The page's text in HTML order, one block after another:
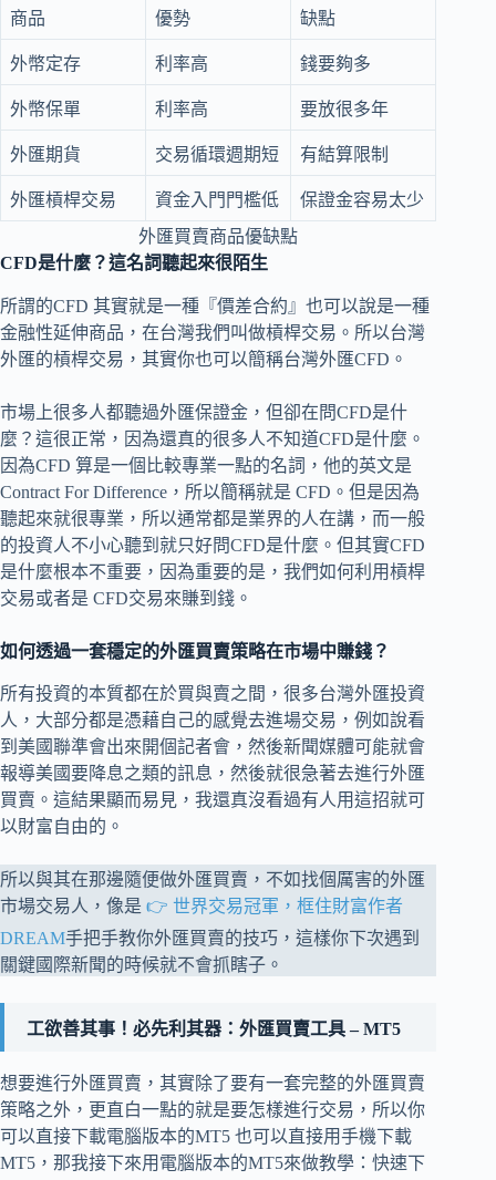
商品 優勢 缺點
外幣定存 利率高 錢要夠多
外幣保單 利率高 要放很多年
外匯期貨 交易循環週期短 有結算限制
外匯槓桿交易 資金入門門檻低
保證金容易太少
外匯買賣商品優缺點
CFD是什麼？這名詞聽起來很陌生
所謂的CFD 其實就是一種『價差合約』也可以說是一種
金融性延伸商品，在台灣我們叫做槓桿交易。所以台灣
外匯的槓桿交易，其實你也可以簡稱台灣外匯CFD。
市場上很多人都聽過外匯保證金，但卻在問CFD是什
麼？這很正常，因為還真的很多人不知道CFD是什麼。
因為CFD 算是一個比較專業一點的名詞，他的英文是
Contract For Difference，所以簡稱就是 CFD。但是因為
聽起來就很專業，所以通常都是業界的人在講，而一般
的投資人不小心聽到就只好問CFD是什麼。但其實CFD
是什麼根本不重要，因為重要的是，我們如何利用槓桿
交易或者是 CFD交易來賺到錢。
如何透過一套穩定的外匯買賣策略在市場中賺錢？
所有投資的本質都在於買與賣之間，很多台灣外匯投資
人，大部分都是憑藉自己的感覺去進場交易，例如說看
到美國聯準會出來開個記者會，然後新聞媒體可能就會
報導美國要降息之類的訊息，然後就很急著去進行外匯
買賣。這結果顯而易見，我還真沒看過有人用這招就可
以財富自由的。
所以與其在那邊隨便做外匯買賣，不如找個厲害的外匯
市場交易人，像是 👉 世界交易冠軍，框住財富作者
DREAM手把手教你外匯買賣的技巧，這樣你下次遇到
關鍵國際新聞的時候就不會抓瞎子。
工欲善其事！必先利其器：外匯買賣工具– MT5
想要進行外匯買賣，其實除了要有一套完整的外匯買賣
策略之外，更直白一點的就是要怎樣進行交易，所以你
可以直接下載電腦版本的MT5 也可以直接用手機下載
MT5，那我接下來用電腦版本的MT5來做教學：快速下